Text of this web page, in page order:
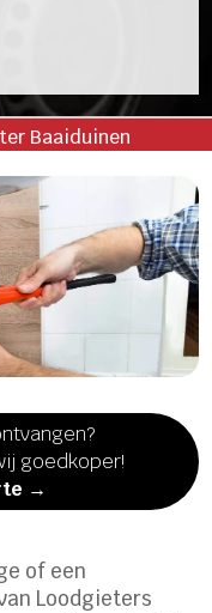
Baaiduinen
goedkoper!
→
of een
Loodgieters